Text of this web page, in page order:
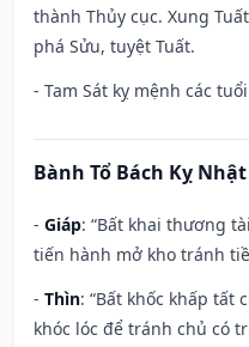
thành Thủy cục. Xung
phá Sửu, tuyệt Tuất.
- Tam Sát kỵ mệnh các
Bành Tổ Bách Kỵ Nhật
- Giáp: “Bất khai thương
tiến hành mở kho tránh
- Thìn: “Bất khốc khấp tất
khóc lóc để tránh chủ có